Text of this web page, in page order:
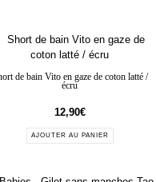
de bain Vito en gaze de coton latté /
écru
12,90€
AJOUTER AU PANIER